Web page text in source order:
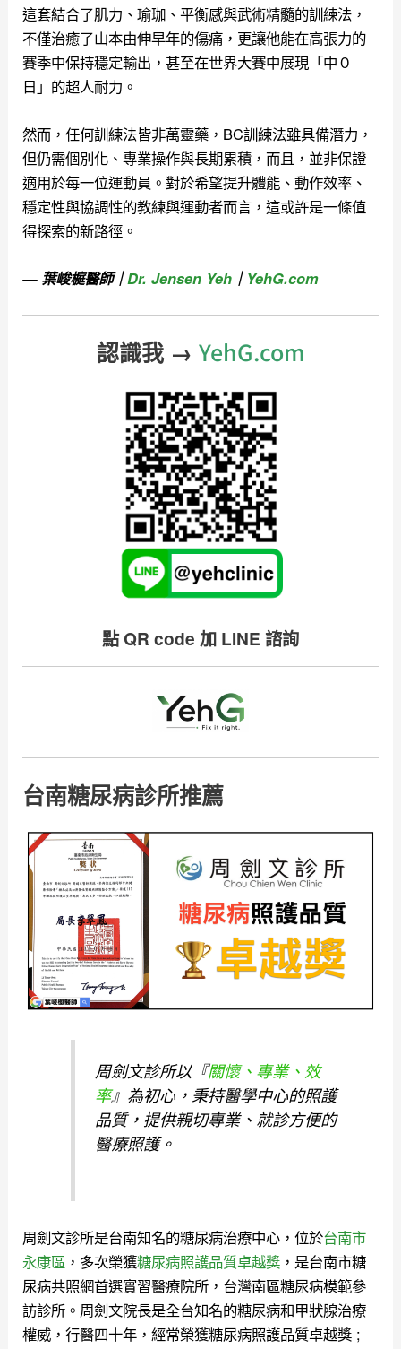
這套結合了肌力、瑜珈、平衡感與武術精髓的訓練法，
不僅治癒了山本由伸早年的傷痛，更讓他能在高張力的
賽季中保持穩定輸出，甚至在世界大賽中展現「中０
日」的超人耐力。
然而，任何訓練法皆非萬靈藥，BC訓練法雖具備潛力，
但仍需個別化、專業操作與長期累積，而且，並非保證
適用於每一位運動員。對於希望提升體能、動作效率、
穩定性與協調性的教練與運動者而言，這或許是一條值
得探索的新路徑。
— 葉峻榳醫師｜Dr. Jensen Yeh ｜ YehG.com
認識我 → YehG.com
點 QR code 加 LINE 諮詢
台南糖尿病診所推薦
周劍文診所以『關懷、專業、效
率』為初心，秉持醫學中心的照護
品質，提供親切專業、就診方便的
醫療照護。
周劍文診所是台南知名的糖尿病治療中心，位於台南市
永康區 ，多次榮獲糖尿病照護品質卓越獎 ，是台南市糖
尿病共照網首選實習醫療院所，台灣南區糖尿病模範參
訪診所。 周劍文院長是全台知名的糖尿病和甲狀腺治療
權威，行醫四十年，經常榮獲糖尿病照護品質卓越獎 ;